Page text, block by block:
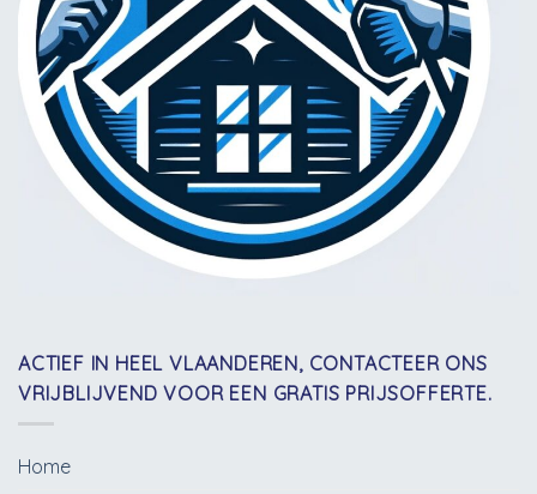
ACTIEF IN HEEL VLAANDEREN, CONTACTEER ONS
VRIJBLIJVEND VOOR EEN GRATIS PRIJSOFFERTE.
Home